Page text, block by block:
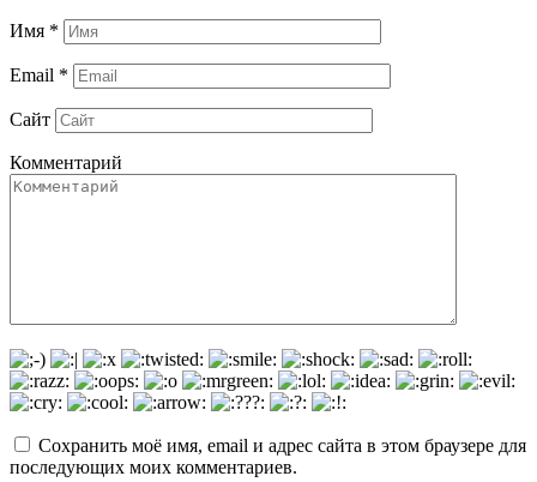
Имя *
Email *
Сайт
Комментарий
Сохранить моё имя, email и адрес сайта в этом браузере для
последующих моих комментариев.